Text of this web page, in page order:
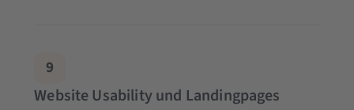
9
Website Usability und Landingpages